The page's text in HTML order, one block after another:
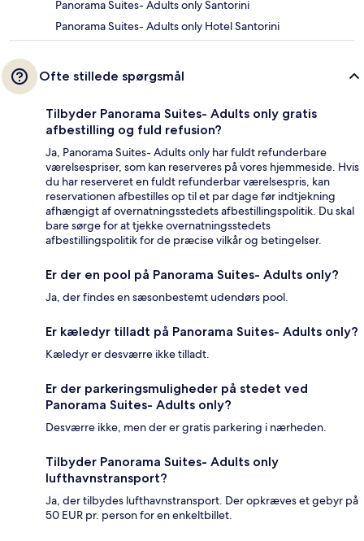
Panorama Suites- Adults only Santorini
Panorama Suites- Adults only Hotel Santorini
Ofte stillede spørgsmål
Tilbyder Panorama Suites- Adults only gratis
afbestilling og fuld refusion?
Ja, Panorama Suites- Adults only har fuldt refunderbare
værelsespriser, som kan reserveres på vores hjemmeside. Hvis
du har reserveret en fuldt refunderbar værelsespris, kan
reservationen afbestilles op til et par dage før indtjekning
afhængigt af overnatningsstedets afbestillingspolitik. Du skal
bare sørge for at tjekke overnatningsstedets
afbestillingspolitik for de præcise vilkår og betingelser.
Er der en pool på Panorama Suites- Adults only?
Ja, der findes en sæsonbestemt udendørs pool.
Er kæledyr tilladt på Panorama Suites- Adults only?
Kæledyr er desværre ikke tilladt.
Er der parkeringsmuligheder på stedet ved
Panorama Suites- Adults only?
Desværre ikke, men der er gratis parkering i nærheden.
Tilbyder Panorama Suites- Adults only
lufthavnstransport?
Ja, der tilbydes lufthavnstransport. Der opkræves et gebyr på
50 EUR pr. person for en enkeltbillet.